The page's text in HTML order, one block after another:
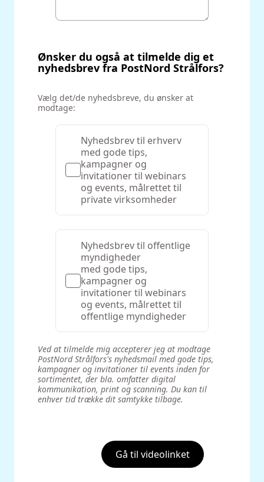
Ønsker du også at tilmelde dig et
nyhedsbrev fra PostNord Strålfors?
‌Vælg det/de nyhedsbreve, du ønsker at
modtage:
Nyhedsbrev til erhverv
med gode tips,
kampagner og
invitationer til webinars
og events, målrettet til
private virksomheder
Nyhedsbrev til offentlige
myndigheder
med gode tips,
kampagner og
invitationer til webinars
og events, målrettet til
offentlige myndigheder
Ved at tilmelde mig accepterer jeg at modtage
PostNord Strålfors's nyhedsmail med gode tips,
kampagner og invitationer til events inden for
sortimentet, der bla. omfatter digital
kommunikation, print og scanning. Du kan til
enhver tid trække dit samtykke tilbage.‌
Gå til videolinket